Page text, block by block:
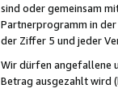
sind oder gemeinsam
Partnerprogramm in der
der Ziffer 5 und jeder
Wir dürfen angefallene
Betrag ausgezahlt wird